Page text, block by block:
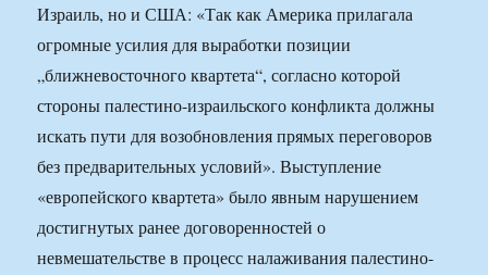
Израиль, но и США: «Так как Америка прилагала
огромные усилия для выработки позиции
„ближневосточного квартета“, согласно которой
стороны палестино-израильского конфликта должны
искать пути для возобновления прямых переговоров
без предварительных условий». Выступление
«европейского квартета» было явным нарушением
достигнутых ранее договоренностей о
невмешательстве в процесс налаживания палестино-